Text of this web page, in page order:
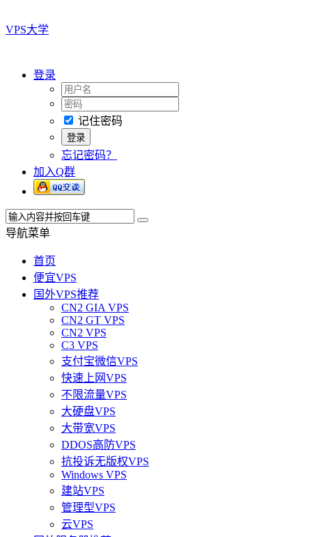
VPS大学
登录
记住密码
忘记密码？
加入Q群
导航菜单
首页
便宜VPS
国外VPS推荐
CN2 GIA VPS
CN2 GT VPS
CN2 VPS
C3 VPS
支付宝微信VPS
快速上网VPS
不限流量VPS
大硬盘VPS
大带宽VPS
DDOS高防VPS
抗投诉无版权VPS
Windows VPS
建站VPS
管理型VPS
云VPS